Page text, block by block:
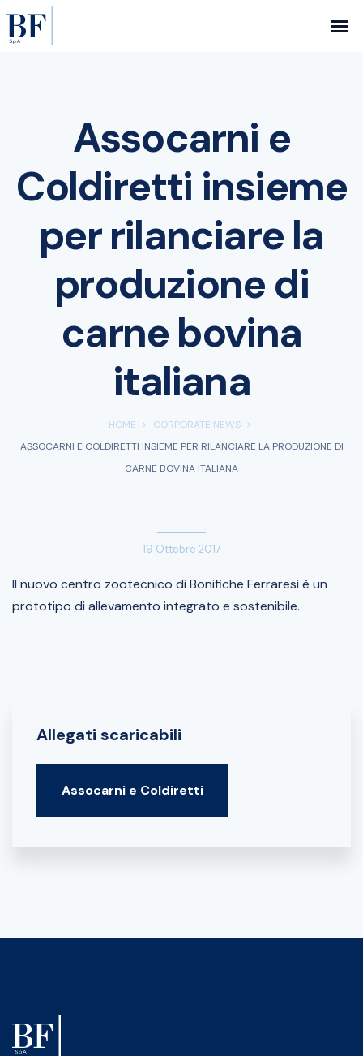
Assocarni e
Coldiretti insieme
per rilanciare la
produzione di
carne bovina
italiana
HOME
CORPORATE NEWS
ASSOCARNI E COLDIRETTI INSIEME PER RILANCIARE LA PRODUZIONE DI
CARNE BOVINA ITALIANA
19 Ottobre 2017
Il nuovo centro zootecnico di Bonifiche Ferraresi è un
prototipo di allevamento integrato e sostenibile.
Allegati scaricabili
Assocarni e Coldiretti